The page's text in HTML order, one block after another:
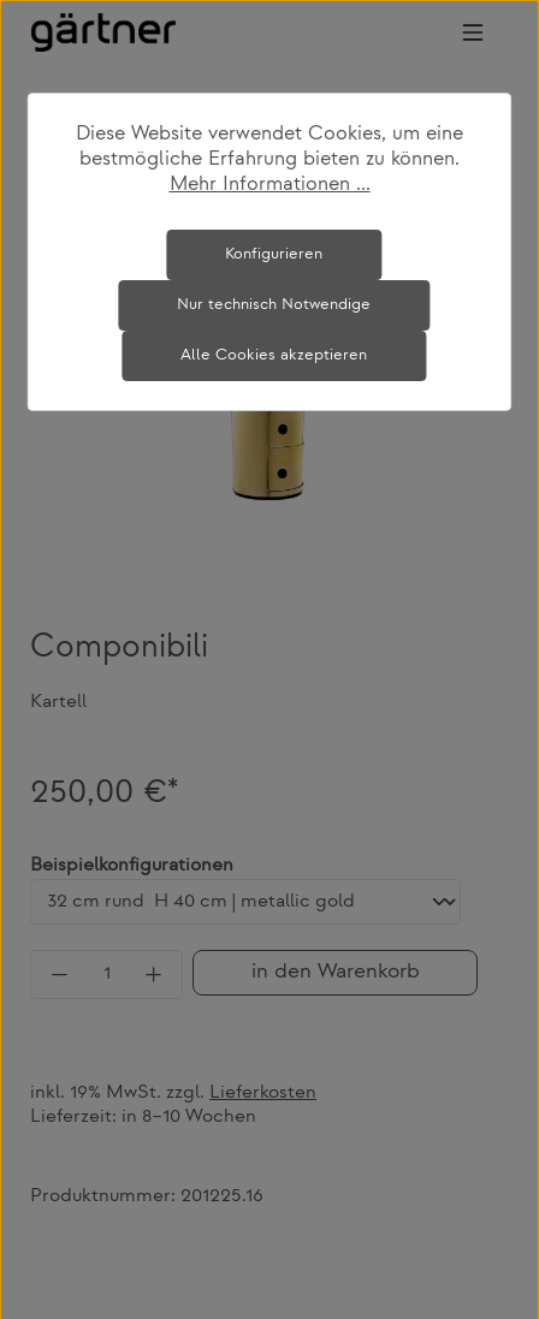
Zum Hauptinhalt springen
shop produkte
kinderzimmer
Bildergalerie überspringen
Componibili
Kartell
250,00 €*
Beispielkonfigurationen
Produkt Anzahl: Gib den gewünschten
in den Warenkorb
inkl. 19% MwSt. zzgl. Lieferkosten
Lieferzeit: in 8–10 Wochen
Produktnummer: 201225.16
Diese Website verwendet Cookies, um eine
bestmögliche Erfahrung bieten zu können.
Mehr Informationen ...
Nur technisch Notwendige
Konfigurieren
Alle Cookies akzeptieren